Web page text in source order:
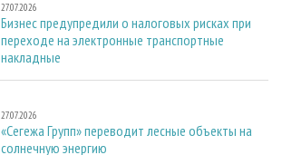
27.07.2026
Бизнес предупредили о налоговых рисках при
переходе на электронные транспортные
накладные
27.07.2026
«Сегежа Групп» переводит лесные объекты на
солнечную энергию